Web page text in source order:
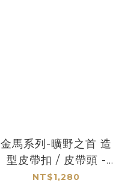
金馬系列-曠野之首 造
型皮帶扣 / 皮帶頭 -
馬年
NT$1,280